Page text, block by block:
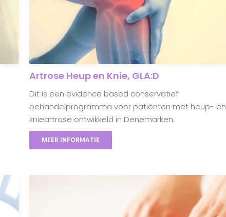
Artrose Heup en Knie, GLA:D
Dit is een evidence based conservatief
behandelprogramma voor patiënten met heup- en
knieartrose ontwikkeld in Denemarken.
MEER INFORMATIE